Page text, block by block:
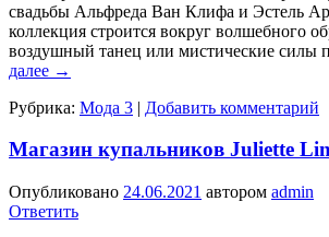
свадьбы Альфреда Ван Клифа и Эстель
коллекция строится вокруг волшебного
воздушный танец или мистические силы
далее →
Рубрика: Мода 3 | Добавить комментарий
Магазин купальников Juliette
Опубликовано 24.06.2021 автором admin
Ответить